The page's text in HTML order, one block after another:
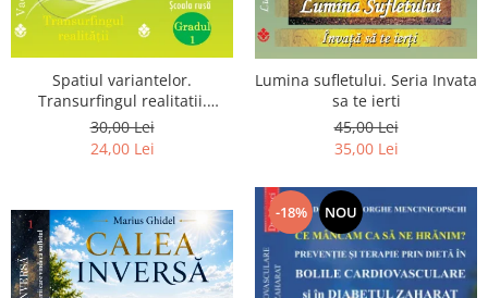
Spatiul variantelor.
Transurfingul realitatii.
Gradul 1. Cum sa ne
dezvoltam intuitia si sa ne
30,00 Lei
24,00 Lei
Lumina sufletului. Seria Invata
sa te ierti
45,00 Lei
35,00 Lei
-18% NOU